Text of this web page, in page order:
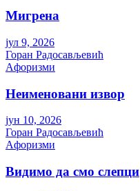
Мигрена
јул 9, 2026
Горан Радосављевић
Aфоризми
Неименовани извор
јун 10, 2026
Горан Радосављевић
Aфоризми
Видимо да смо слепци